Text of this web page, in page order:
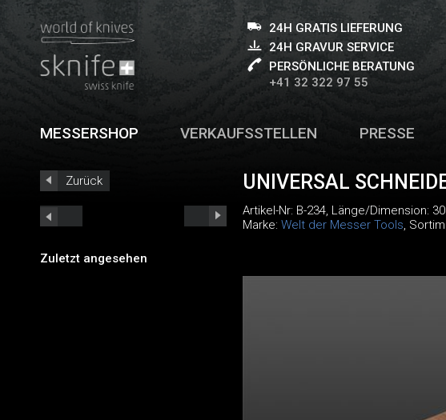
24H GRATIS LIEFERUNG
24H GRAVUR SERVICE
PERSÖNLICHE BERATUNG
+41 32 322 97 55
MESSERSHOP VERKAUFSSTELLEN PRESSE
Zurück
Zuletzt angesehen
UNIVERSAL
Artikel-Nr: B-234, Länge/Dimension:
Marke: Welt der Messer Tools,